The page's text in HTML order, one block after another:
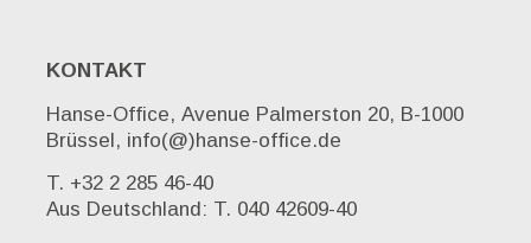
KONTAKT
Hanse-Office, Avenue Palmerston 20, B-1000
Brüssel, info(@)hanse-office.de
T. +32 2 285 46-40
Aus Deutschland: T. 040 42609-40